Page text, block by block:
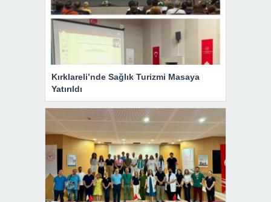
Kırklareli’nde Sağlık Turizmi Masaya
Yatırıldı